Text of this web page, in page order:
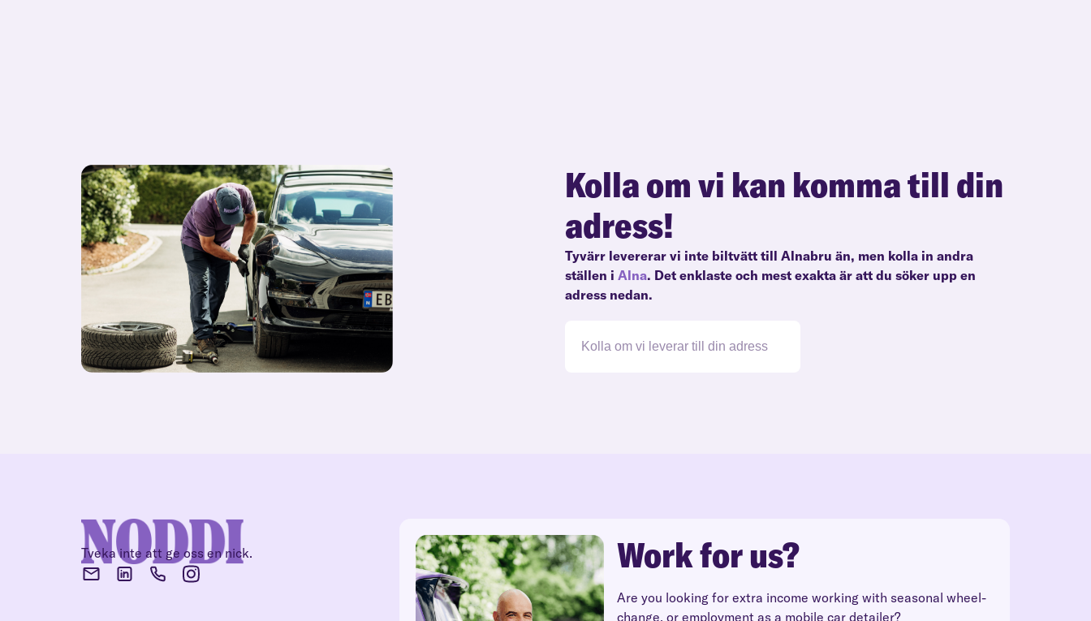
Kolla om vi kan komma till din
adress!
Tyvärr levererar vi inte biltvätt till Alnabru än, men kolla in andra
ställen i Alna. Det enklaste och mest exakta är att du söker upp en
adress nedan.
Tveka inte att ge oss en nick. Work for us?
Are you looking for extra income working with seasonal wheel-
change, or employment as a mobile car detailer?